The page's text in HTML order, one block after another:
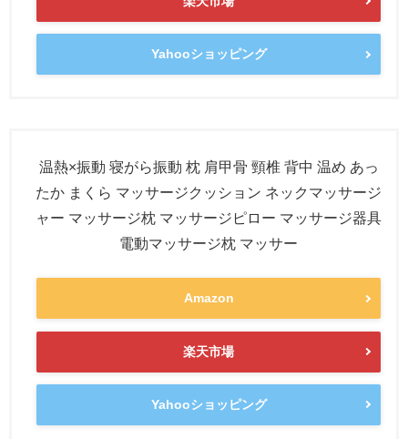
Yahooショッピング
温熱×振動 寝がら振動 枕 肩甲骨 頸椎 背中 温め あっ
たか まくら マッサージクッション ネックマッサージ
ャー マッサージ枕 マッサージピロー マッサージ器具
電動マッサージ枕 マッサー
Amazon
楽天市場
Yahooショッピング